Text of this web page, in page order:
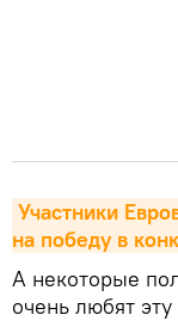
Участники
на победу в
А некоторые
очень любят